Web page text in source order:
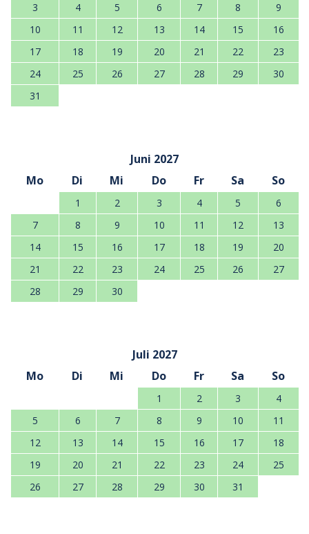
3
4 5 6 7 8
9
10
11 12 13 14 15
16
17
18 19 20 21 22
23
24
25 26 27 28 29
30
31
Juni 2027
Mo
Di Mi Do Fr Sa So
1 2 3 4 5
6
7
8 9 10 11 12
13
14
15 16 17 18 19
20
21
22 23 24 25 26
27
28
29 30
Juli 2027
Mo
Di Mi Do Fr Sa So
1 2 3
4
5
6 7 8 9 10
11
12
13 14 15 16 17
18
19
20 21 22 23 24
25
26
27 28 29 30 31